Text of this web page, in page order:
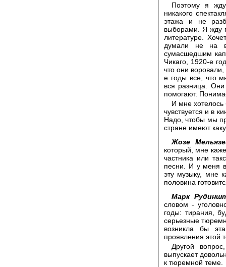
Поэтому я жду
никакого
этажа и не
выборами. Я жду
литературе.
думали не на
сумасшедшим
Чикаго, 1920-е
что они
е годы все, что
вся разница.
помогают.
И мне хотелось
чувствуется и в
Надо, чтобы мы
стране имеют
Жозе
который, мне
частника или
песни. И у меня
эту музыку, мне
половина
Марк
словом -
годы: тирания,
серьезные
возникла бы
проявления этой
Другой
выпускает
к тюремной теме.